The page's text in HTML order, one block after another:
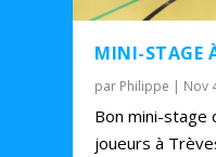
MINI-STAGE
par Philippe | Nov
Bon mini-
joueurs à